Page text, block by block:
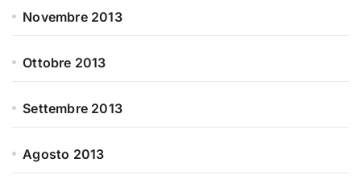
Novembre 2013
Ottobre 2013
Settembre 2013
Agosto 2013